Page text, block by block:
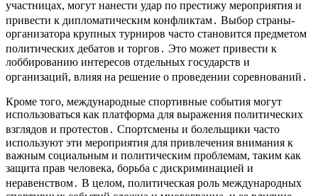
участницах, могут нанести удар по престижу мероприятия и
привести к дипломатическим конфликтам․ Выбор страны-
организатора крупных турниров часто становится предметом
политических дебатов и торгов․ Это может привести к
лоббированию интересов отдельных государств и
организаций, влияя на решение о проведении соревнований․
Кроме того, международные спортивные события могут
использоваться как платформа для выражения политических
взглядов и протестов․ Спортсмены и болельщики часто
используют эти мероприятия для привлечения внимания к
важным социальным и политическим проблемам, таким как
защита прав человека, борьба с дискриминацией и
неравенством․ В целом, политическая роль международных